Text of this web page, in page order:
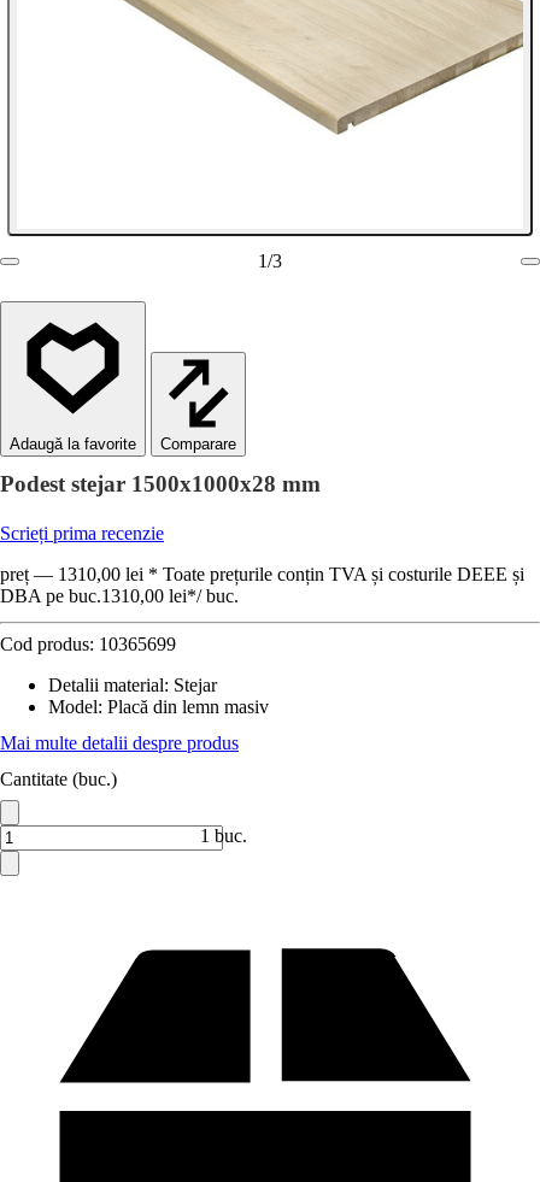
1/3
Comparare
Podest stejar 1500x1000x28 mm
Scrieți prima recenzie
preț — 1310,00 lei * Toate prețurile conțin TVA și costurile DEEE și
DBA pe buc.1310,00 lei*/ buc.
Cod produs: 10365699
Detalii material: Stejar
Model: Placă din lemn masiv
Mai multe detalii despre produs
Cantitate (buc.)
1 buc.